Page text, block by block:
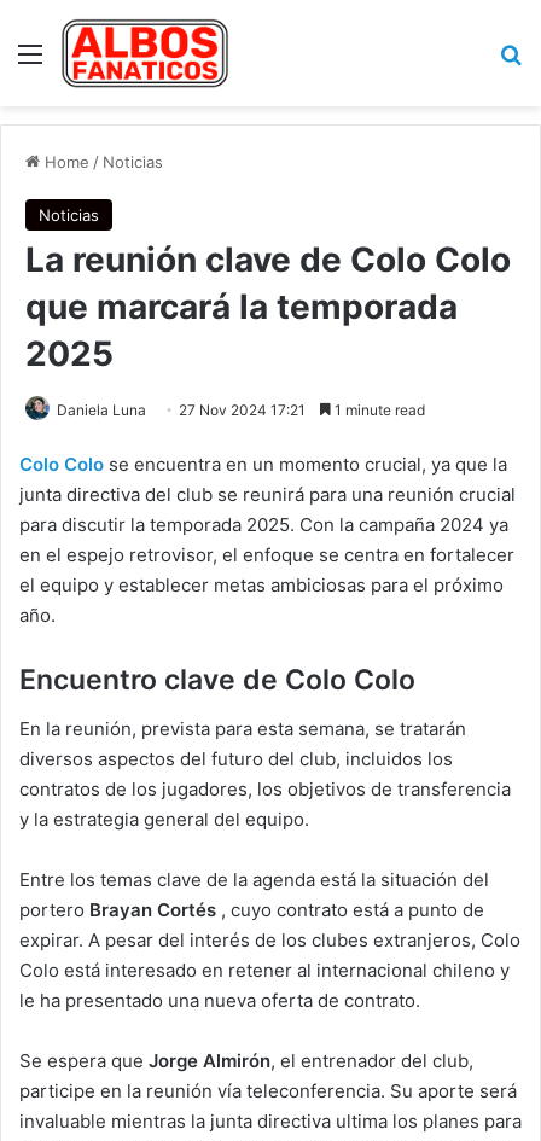
Menu
Home / Noticias
Noticias
La reunión clave de Colo Colo
que marcará la temporada
2025
Daniela Luna 27 Nov 2024 17:21 1 minute read
Colo Colo se encuentra en un momento crucial, ya que la
junta directiva del club se reunirá para una reunión crucial
para discutir la temporada 2025. Con la campaña 2024 ya
en el espejo retrovisor, el enfoque se centra en fortalecer
el equipo y establecer metas ambiciosas para el próximo
año.
Encuentro clave de Colo Colo
En la reunión, prevista para esta semana, se tratarán
diversos aspectos del futuro del club, incluidos los
contratos de los jugadores, los objetivos de transferencia
y la estrategia general del equipo.
Entre los temas clave de la agenda está la situación del
portero Brayan Cortés , cuyo contrato está a punto de
expirar. A pesar del interés de los clubes extranjeros, Colo
Colo está interesado en retener al internacional chileno y
le ha presentado una nueva oferta de contrato.
Se espera que Jorge Almirón, el entrenador del club,
participe en la reunión vía teleconferencia. Su aporte será
invaluable mientras la junta directiva ultima los planes para